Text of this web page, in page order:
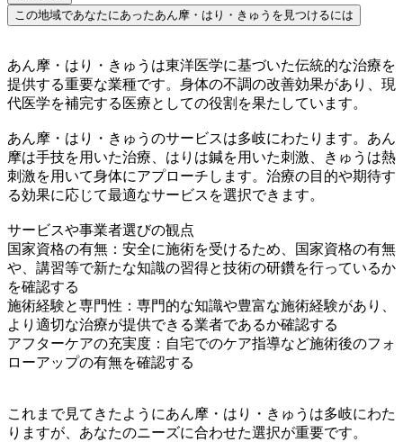
この地域であなたにあったあん摩・はり・きゅうを見つけるには
あん摩・はり・きゅうは東洋医学に基づいた伝統的な治療を
提供する重要な業種です。身体の不調の改善効果があり、現
代医学を補完する医療としての役割を果たしています。
あん摩・はり・きゅうのサービスは多岐にわたります。あん
摩は手技を用いた治療、はりは鍼を用いた刺激、きゅうは熱
刺激を用いて身体にアプローチします。治療の目的や期待す
る効果に応じて最適なサービスを選択できます。
サービスや事業者選びの観点
国家資格の有無：安全に施術を受けるため、国家資格の有無
や、講習等で新たな知識の習得と技術の研鑽を行っているか
を確認する
施術経験と専門性：専門的な知識や豊富な施術経験があり、
より適切な治療が提供できる業者であるか確認する
アフターケアの充実度：自宅でのケア指導など施術後のフォ
ローアップの有無を確認する
これまで見てきたようにあん摩・はり・きゅうは多岐にわた
りますが、あなたのニーズに合わせた選択が重要です。